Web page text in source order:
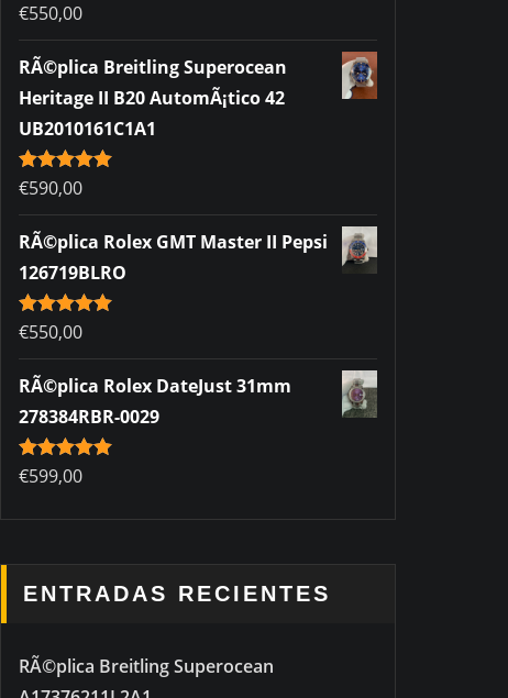
Rated5.00
out of 5
€550,00
RÃ©plica Breitling Superocean
Heritage II B20 AutomÃ¡tico 42
UB2010161C1A1
Rated5.00
out of 5
€590,00
RÃ©plica Rolex GMT Master II Pepsi
126719BLRO
Rated5.00
out of 5
€550,00
RÃ©plica Rolex DateJust 31mm
278384RBR-0029
Rated5.00
out of 5
€599,00
ENTRADAS RECIENTES
RÃ©plica Breitling Superocean